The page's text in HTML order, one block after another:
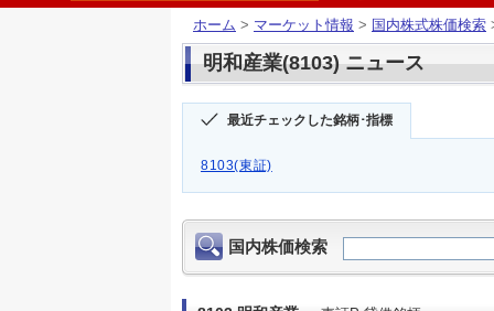
ホーム > マーケット情報 > 国内株式株価検索
明和産業(8103) ニュース
最近チェックした銘柄･指標
8103(東証)